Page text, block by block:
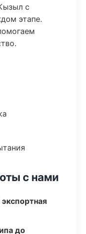
с
этапе.
с нами
до